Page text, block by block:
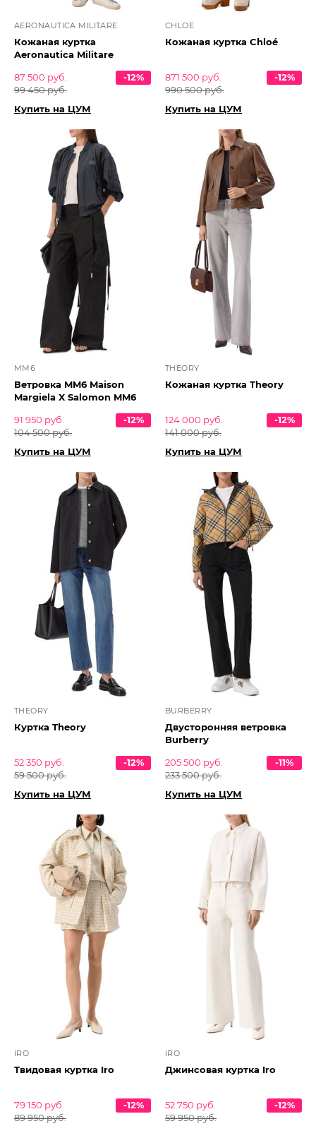
AERONAUTICA MILITARE
Кожаная куртка
Aeronautica Militare
87 500 руб.
99 450 руб.
-12%
Купить на ЦУМ
CHLOE
Кожаная куртка Chloé
871 500 руб.
990 500 руб.
-12%
Купить на ЦУМ
MM6
Ветровка MM6 Maison
Margiela X Salomon MM6
91 950 руб.
104 500 руб.
-12%
Купить на ЦУМ
THEORY
Кожаная куртка Theory
124 000 руб.
141 000 руб.
-12%
Купить на ЦУМ
THEORY
Куртка Theory
52 350 руб.
59 500 руб.
-12%
Купить на ЦУМ
BURBERRY
Двусторонняя ветровка
Burberry
205 500 руб.
233 500 руб.
-11%
Купить на ЦУМ
IRO
Твидовая куртка Iro
79 150 руб.
89 950 руб.
-12%
IRO
Джинсовая куртка Iro
52 750 руб.
59 950 руб.
-12%